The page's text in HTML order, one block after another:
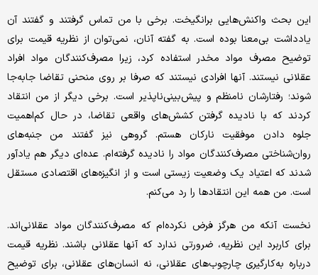
این بحث واکنش‌هایی برانگیخت. برخی با من تماس گرفتند و گفتند آن
یادداشت بی‌معنا بوده است. به گفته آنان، نمی‌توان از نظریه قیمت برای
توضیح مصرف مواد مخدر استفاده کرد، زیرا مصرف‌کنندگان مواد افراد
عقلانی نیستند. آنها افرادی نیستند که صرفا بر روی منحنی تقاضا جابه‌جا
شوند؛ رفتارشان نامنظم و پیش‌بینی‌ناپذیر است. برخی دیگر از من انتقاد
کردند که با نادیده گرفتن کشش‌های واقعی تقاضا، در حال کم‌اهمیت
جلوه دادن موفقیت نارکان هستم. گروهی نیز گفتند من جنبه‌های
روان‌شناختی مصرف‌کنندگان مواد را نادیده گرفته‌ام. عده‌ای دیگر هم یادآور
شدند که اعتیاد یک وضعیت زیستی است و از انگیزه‌های اقتصادی مستقل
است. من همه این انتقادها را رد می‌کنم.
نخست آنکه من هرگز فرض نکرده‌ام که مصرف‌کنندگان مواد عقلانی‌اند.
برای کاربرد این نظریه، ضرورتی ندارد که آنها عقلانی باشند. نظریه قیمت
درباره به‌کارگیری چارچوب‌های عقلانی، نه انسان‌های عقلانی، برای توضیح